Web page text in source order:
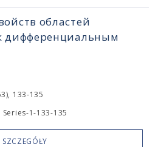
областей
дифференциальным
133-135
1-133-135
SZCZEGÓŁY